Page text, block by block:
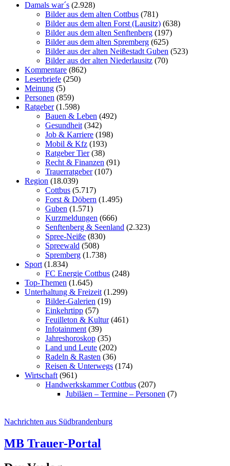
Damals war´s (2.928)
Bilder aus dem alten Cottbus (781)
Bilder aus dem alten Forst (Lausitz) (638)
Bilder aus dem alten Senftenberg (197)
Bilder aus dem alten Spremberg (625)
Bilder aus der alten Neißestadt Guben (523)
Bilder aus der alten Niederlausitz (70)
Kommentare (862)
Leserbriefe (250)
Meinung (5)
Personen (859)
Ratgeber(1.598)
Bauen & Leben (492)
Gesundheit (342)
Job & Karriere (198)
Mobil & Kfz (193)
Ratgeber Tier(38)
Recht & Finanzen (91)
Trauerratgeber(107)
Region (18.039)
Cottbus (5.717)
Forst & Döbern (1.495)
Guben (1.571)
Kurzmeldungen (666)
Senftenberg & Seenland (2.323)
Spree-Neiße (830)
Spreewald (508)
Spremberg (1.738)
Sport (1.834)
FC Energie Cottbus (248)
Top-Themen (1.645)
Unterhaltung & Freizeit (1.299)
Bilder-Galerien (19)
Einkehrtipp (57)
Feuilleton & Kultur(461)
Infotainment (39)
Jahreshoroskop (35)
Land und Leute (202)
Radeln & Rasten (36)
Reisen & Unterwegs (174)
Wirtschaft (961)
Handwerkskammer Cottbus (207)
Jubiläen – Termine – Personen (7)
Nachrichten aus Südbrandenburg
MB Trauer-Portal